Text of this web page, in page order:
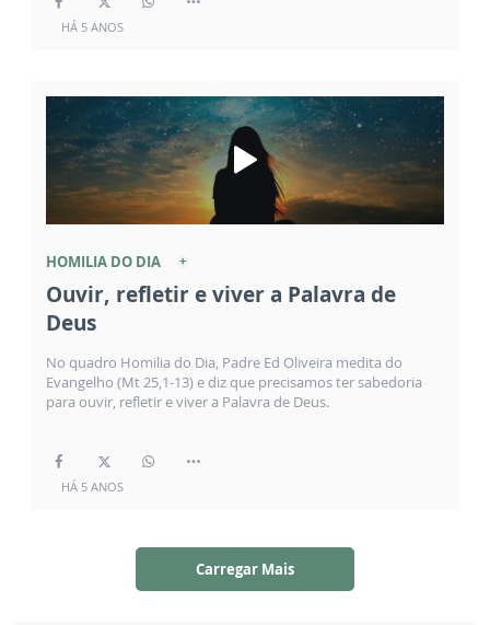
HÁ 5 ANOS
HOMILIA DO DIA
Ouvir, refletir e viver a Palavra de
Deus
No quadro Homilia do Dia, Padre Ed Oliveira medita do
Evangelho (Mt 25,1-13) e diz que precisamos ter sabedoria
para ouvir, refletir e viver a Palavra de Deus.
HÁ 5 ANOS
Carregar Mais